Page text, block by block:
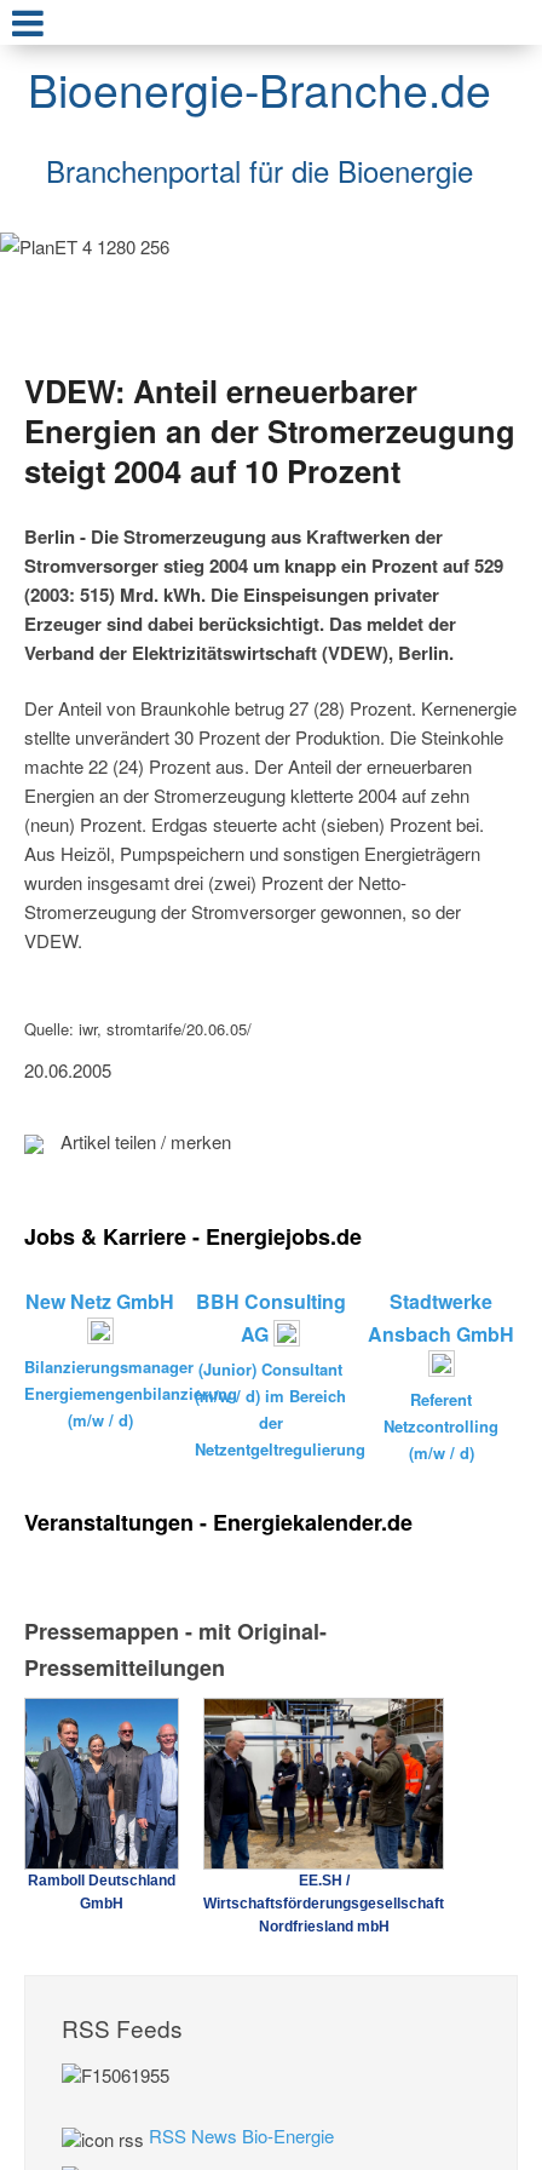
Bioenergie-Branche.de
Branchenportal für die Bioenergie
VDEW: Anteil erneuerbarer
Energien an der Stromerzeugung
steigt 2004 auf 10 Prozent
Berlin - Die Stromerzeugung aus Kraftwerken der
Stromversorger stieg 2004 um knapp ein Prozent auf 529
(2003: 515) Mrd. kWh. Die Einspeisungen privater
Erzeuger sind dabei berücksichtigt. Das meldet der
Verband der Elektrizitätswirtschaft (VDEW), Berlin.
Der Anteil von Braunkohle betrug 27 (28) Prozent. Kernenergie
stellte unverändert 30 Prozent der Produktion. Die Steinkohle
machte 22 (24) Prozent aus. Der Anteil der erneuerbaren
Energien an der Stromerzeugung kletterte 2004 auf zehn
(neun) Prozent. Erdgas steuerte acht (sieben) Prozent bei.
Aus Heizöl, Pumpspeichern und sonstigen Energieträgern
wurden insgesamt drei (zwei) Prozent der Netto-
Stromerzeugung der Stromversorger gewonnen, so der
VDEW.
Quelle: iwr, stromtarife/20.06.05/
20.06.2005
Artikel teilen / merken
Jobs & Karriere - Energiejobs.de
New Netz GmbH
Bilanzierungsmanager
Energiemengenbilanzierung
(m/w / d)
BBH Consulting
AG
(Junior) Consultant
(m/w / d) im Bereich
der
Netzentgeltregulierung
Stadtwerke
Ansbach GmbH
Referent
Netzcontrolling
(m/w / d)
Veranstaltungen - Energiekalender.de
Pressemappen - mit Original-
Pressemitteilungen
Ramboll Deutschland
GmbH
EE.SH /
Wirtschaftsförderungsgesellschaft
Nordfriesland mbH
RSS Feeds
RSS News Bio-Energie